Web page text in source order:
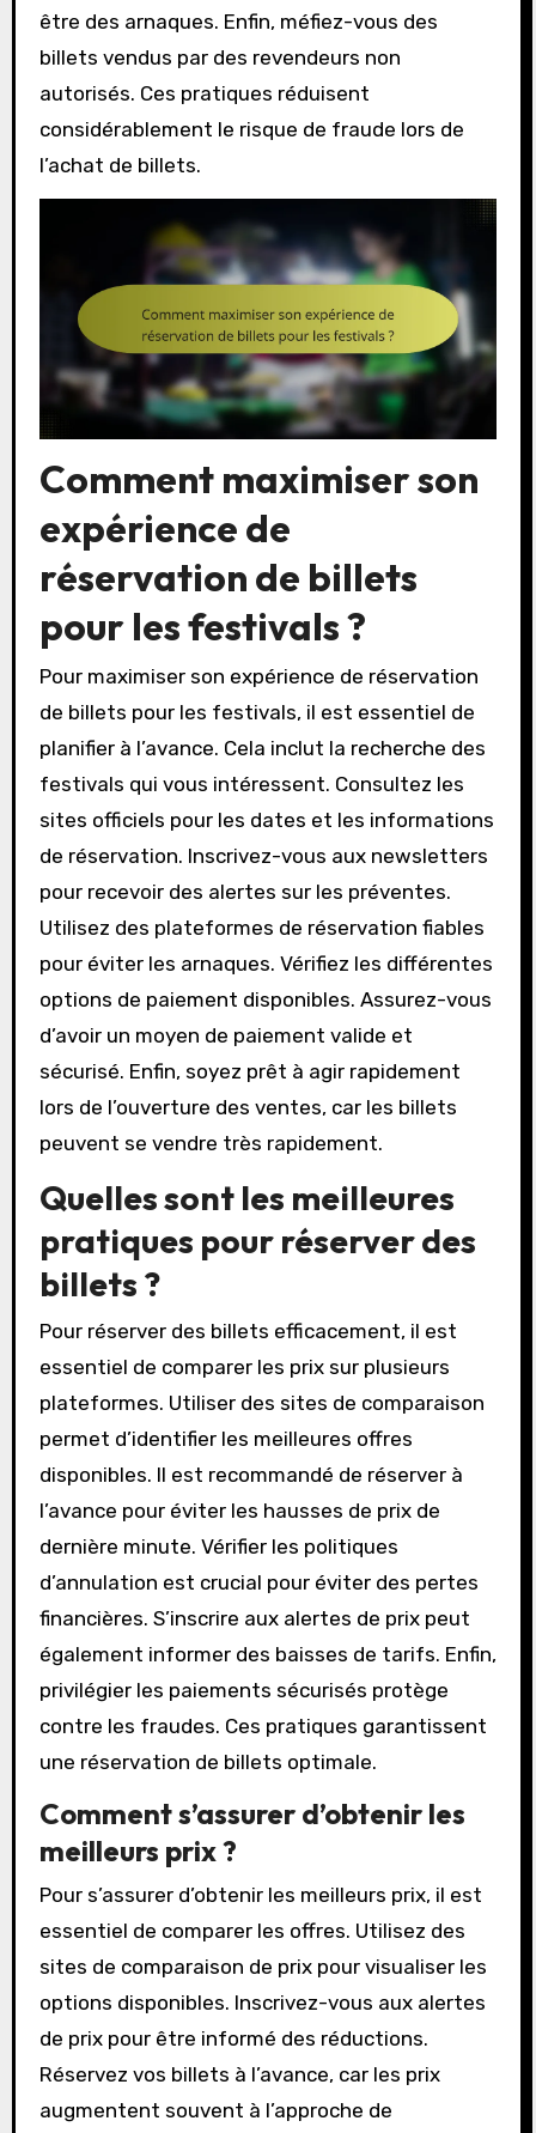
être des arnaques. Enfin, méfiez-vous des
billets vendus par des revendeurs non
autorisés. Ces pratiques réduisent
considérablement le risque de fraude lors de
l’achat de billets.
Comment maximiser son
expérience de
réservation de billets
pour les festivals ?
Pour maximiser son expérience de réservation
de billets pour les festivals, il est essentiel de
planifier à l’avance. Cela inclut la recherche des
festivals qui vous intéressent. Consultez les
sites officiels pour les dates et les informations
de réservation. Inscrivez-vous aux newsletters
pour recevoir des alertes sur les préventes.
Utilisez des plateformes de réservation fiables
pour éviter les arnaques. Vérifiez les différentes
options de paiement disponibles. Assurez-vous
d’avoir un moyen de paiement valide et
sécurisé. Enfin, soyez prêt à agir rapidement
lors de l’ouverture des ventes, car les billets
peuvent se vendre très rapidement.
Quelles sont les meilleures
pratiques pour réserver des
billets ?
Pour réserver des billets efficacement, il est
essentiel de comparer les prix sur plusieurs
plateformes. Utiliser des sites de comparaison
permet d’identifier les meilleures offres
disponibles. Il est recommandé de réserver à
l’avance pour éviter les hausses de prix de
dernière minute. Vérifier les politiques
d’annulation est crucial pour éviter des pertes
financières. S’inscrire aux alertes de prix peut
également informer des baisses de tarifs. Enfin,
privilégier les paiements sécurisés protège
contre les fraudes. Ces pratiques garantissent
une réservation de billets optimale.
Comment s’assurer d’obtenir les
meilleurs prix ?
Pour s’assurer d’obtenir les meilleurs prix, il est
essentiel de comparer les offres. Utilisez des
sites de comparaison de prix pour visualiser les
options disponibles. Inscrivez-vous aux alertes
de prix pour être informé des réductions.
Réservez vos billets à l’avance, car les prix
augmentent souvent à l’approche de